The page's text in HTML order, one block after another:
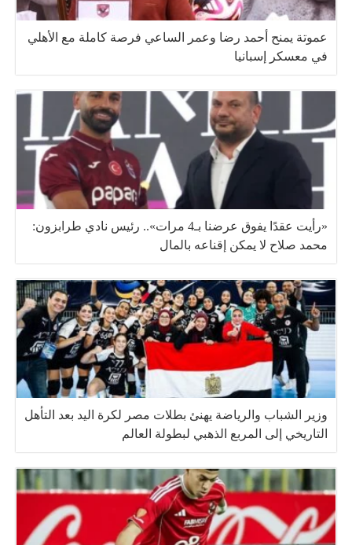
عموتة يمنح أحمد رضا وعمر الساعي فرصة كاملة مع الأهلي
في معسكر إسبانيا
«رأيت عقدًا يفوق عرضنا بـ4 مرات».. رئيس نادي طرابزون:
محمد صلاح لا يمكن إقناعه بالمال
وزير الشباب والرياضة يهنئ بطلات مصر لكرة اليد بعد التأهل
التاريخي إلى المربع الذهبي لبطولة العالم